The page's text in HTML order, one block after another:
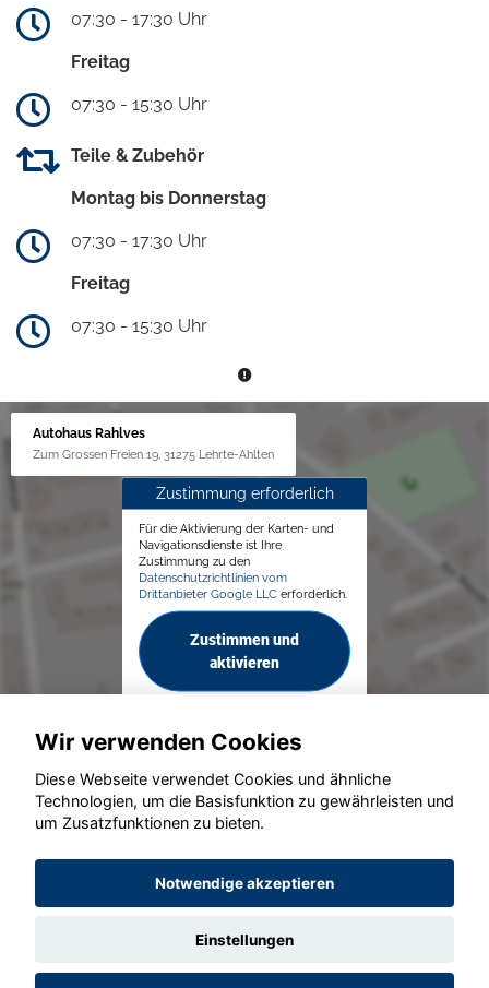
07:30 - 17:30 Uhr
Freitag
07:30 - 15:30 Uhr
Teile & Zubehör
Montag bis Donnerstag
07:30 - 17:30 Uhr
Freitag
07:30 - 15:30 Uhr
Autohaus Rahlves
Zum Grossen Freien 19, 31275 Lehrte-Ahlten
Zustimmung erforderlich
Für die Aktivierung der Karten- und
Navigationsdienste ist Ihre
Zustimmung zu den
Datenschutzrichtlinien vom
Drittanbieter Google LLC erforderlich.
Zustimmen und
aktivieren
© konjunkturmotor.de GmbH 2020 - 2026
Wir verwenden Cookies
Diese Webseite verwendet Cookies und ähnliche
Technologien, um die Basisfunktion zu gewährleisten und
um Zusatzfunktionen zu bieten.
Notwendige akzeptieren
Einstellungen